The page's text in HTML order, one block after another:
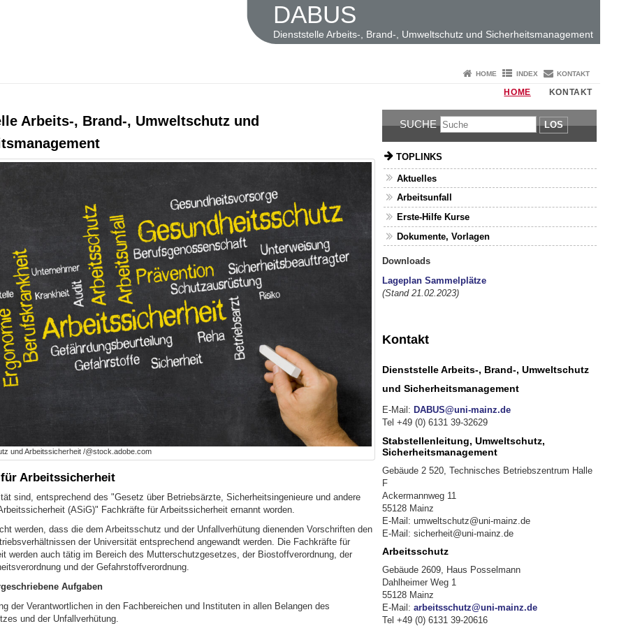
DABUS
Dienststelle Arbeits-, Brand-, Umweltschutz und Sicherheitsmanagement
HOME INDEX KONTAKT
HOME KONTAKT
Arbeits-, Brand-, Umweltschutz und
und Arbeitssicherheit /@stock.adobe.com
Arbeitssicherheit
sind, entsprechend des "Gesetz über Betriebsärzte, Sicherheitsingenieure und andere
(ASiG)" Fachkräfte für Arbeitssicherheit ernannt worden.
werden, dass die dem Arbeitsschutz und der Unfallverhütung dienenden Vorschriften den
der Universität entsprechend angewandt werden. Die Fachkräfte für
werden auch tätig im Bereich des Mutterschutzgesetzes, der Biostoffverordnung, der
und der Gefahrstoffverordnung.
Aufgaben
der Verantwortlichen in den Fachbereichen und Instituten in allen Belangen des
und der Unfallverhütung.
SUCHE LOS
TOPLINKS
Aktuelles
Arbeitsunfall
Erste-Hilfe Kurse
Dokumente, Vorlagen
Downloads
Lageplan Sammelplätze
(Stand 21.02.2023)
Kontakt
Dienststelle Arbeits-, Brand-, Umweltschutz
und Sicherheitsmanagement
E-Mail: DABUS@uni-mainz.de
Tel +49 (0) 6131 39-32629
Stabstellenleitung, Umweltschutz,
Sicherheitsmanagement
Gebäude 2 520, Technisches Betriebszentrum Halle
F
Ackermannweg 11
55128 Mainz
E-Mail: umweltschutz@uni-mainz.de
E-Mail: sicherheit@uni-mainz.de
Arbeitsschutz
Gebäude 2609, Haus Posselmann
Dahlheimer Weg 1
55128 Mainz
E-Mail: arbeitsschutz@uni-mainz.de
Tel +49 (0) 6131 39-20616